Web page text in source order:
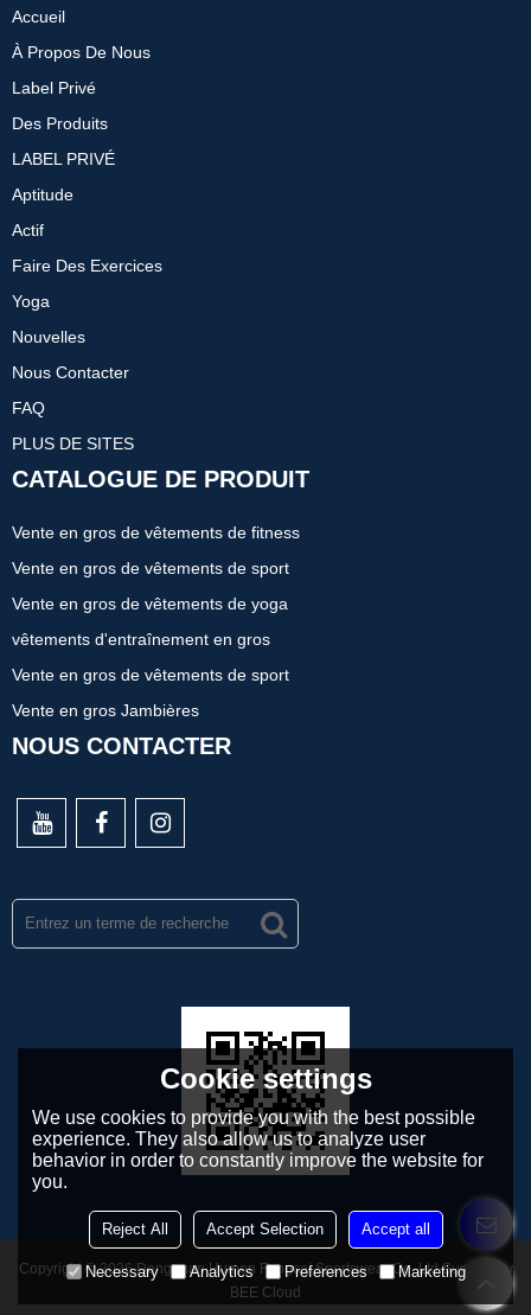
Accueil
À Propos De Nous
Label Privé
Des Produits
LABEL PRIVÉ
Aptitude
Actif
Faire Des Exercices
Yoga
Nouvelles
Nous Contacter
FAQ
PLUS DE SITES
CATALOGUE DE PRODUIT
Vente en gros de vêtements de fitness
Vente en gros de vêtements de sport
Vente en gros de vêtements de yoga
vêtements d'entraînement en gros
Vente en gros de vêtements de sport
Vente en gros Jambières
NOUS CONTACTER
Copyright © 2026Dongguan Humen Fengcai Sportswear Co.,LtdSupport By
BEE Cloud
Cookie settings
We use cookies to provide you with the best possible
experience. They also allow us to analyze user
behavior in order to constantly improve the website for
you.
Reject All Accept Selection Accept all
Necessary Analytics Preferences Marketing